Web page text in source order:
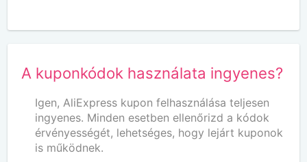
A kuponkódok használata ingyenes?
Igen, AliExpress kupon felhasználása teljesen
ingyenes. Minden esetben ellenőrizd a kódok
érvényességét, lehetséges, hogy lejárt kuponok
is működnek.